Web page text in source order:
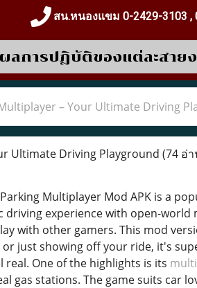
สน.หนองแขม 0-2429-3103 ,
ผลการปฎิบัติของแต่ละสาย
– Your Ultimate Driving
Ultimate Driving Playground (74 อ่
Multiplayer Mod APK is a
experience with open-world
with other gamers. This mod
just showing off your ride, it's
One of the highlights is its
gas stations. The game suits car